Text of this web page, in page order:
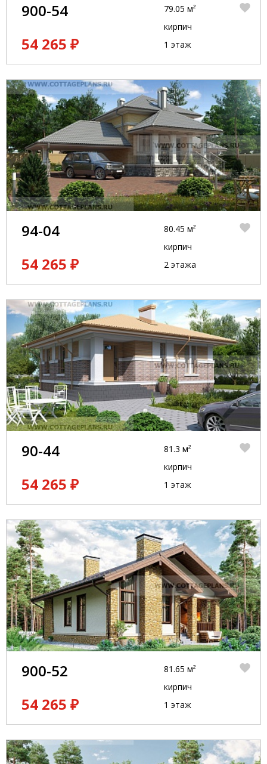
900-54
54 265 ₽
79.05 м²
кирпич
1 этаж
94-04
54 265 ₽
80.45 м²
кирпич
2 этажа
90-44
54 265 ₽
81.3 м²
кирпич
1 этаж
900-52
54 265 ₽
81.65 м²
кирпич
1 этаж